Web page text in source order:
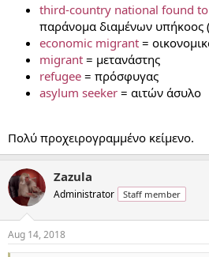
third-country national found
παράνομα διαμένων υπήκοος
economic migrant =
migrant = μετανάστης
refugee = πρόσφυγας
asylum seeker = αιτών άσυλο
Πολύ προχειρογραμμένο κείμενο.
Zazula
Administrator Staff member
Aug 14, 2018